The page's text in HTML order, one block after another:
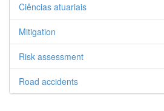
Ciências atuariais
Mitigation
Risk assessment
Road accidents